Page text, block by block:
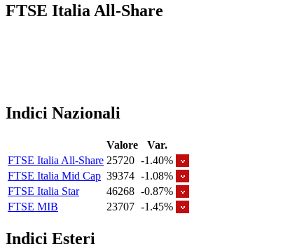
FTSE Italia All-Share
Indici Nazionali
Valore
Var.
FTSE Italia All-Share 25720 -1.40%
FTSE Italia Mid Cap 39374 -1.08%
FTSE Italia Star
46268 -0.87%
FTSE MIB
23707 -1.45%
Indici Esteri